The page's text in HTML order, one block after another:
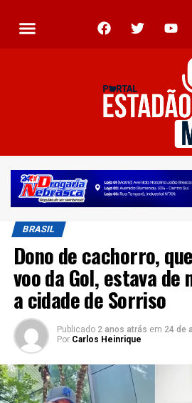
BRASIL
Dono de cachorro,
voo da Gol, estava de
a cidade de Sorriso
Publicado 2 anos atrás em 24 de
Por Carlos Heinrique